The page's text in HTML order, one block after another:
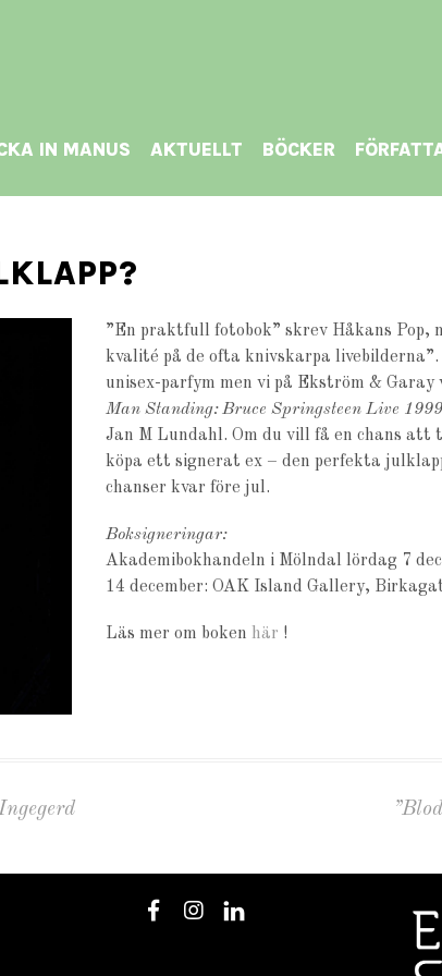
IN MANUS AKTUELLT BÖCKER
”En praktfull fotobok” skrev Håkans Pop,
kvalité på de ofta knivskarpa
unisex-parfym men vi på Ekström &
Man Standing: Bruce Springsteen Live
Jan M Lundahl. Om du vill få en chans att
köpa ett signerat ex – den perfekta
chanser kvar före jul.
Boksigneringar:
Akademibokhandeln i Mölndal lördag 7
14 december: OAK Island Gallery,
Läs mer om boken här !